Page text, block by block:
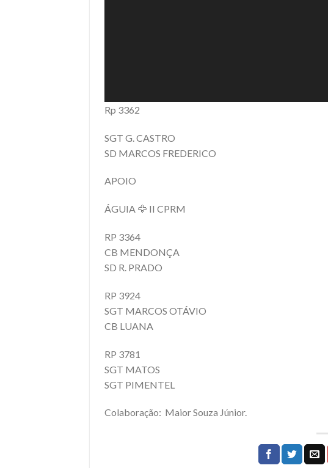
Rp 3362
SGT G. CASTRO
SD MARCOS FREDERICO
APOIO
ÁGUIA 🦅 II CPRM
RP 3364
CB MENDONÇA
SD R. PRADO
RP 3924
SGT MARCOS OTÁVIO
CB LUANA
RP 3781
SGT MATOS
SGT PIMENTEL
Colaboração: Maior Souza Júnior.